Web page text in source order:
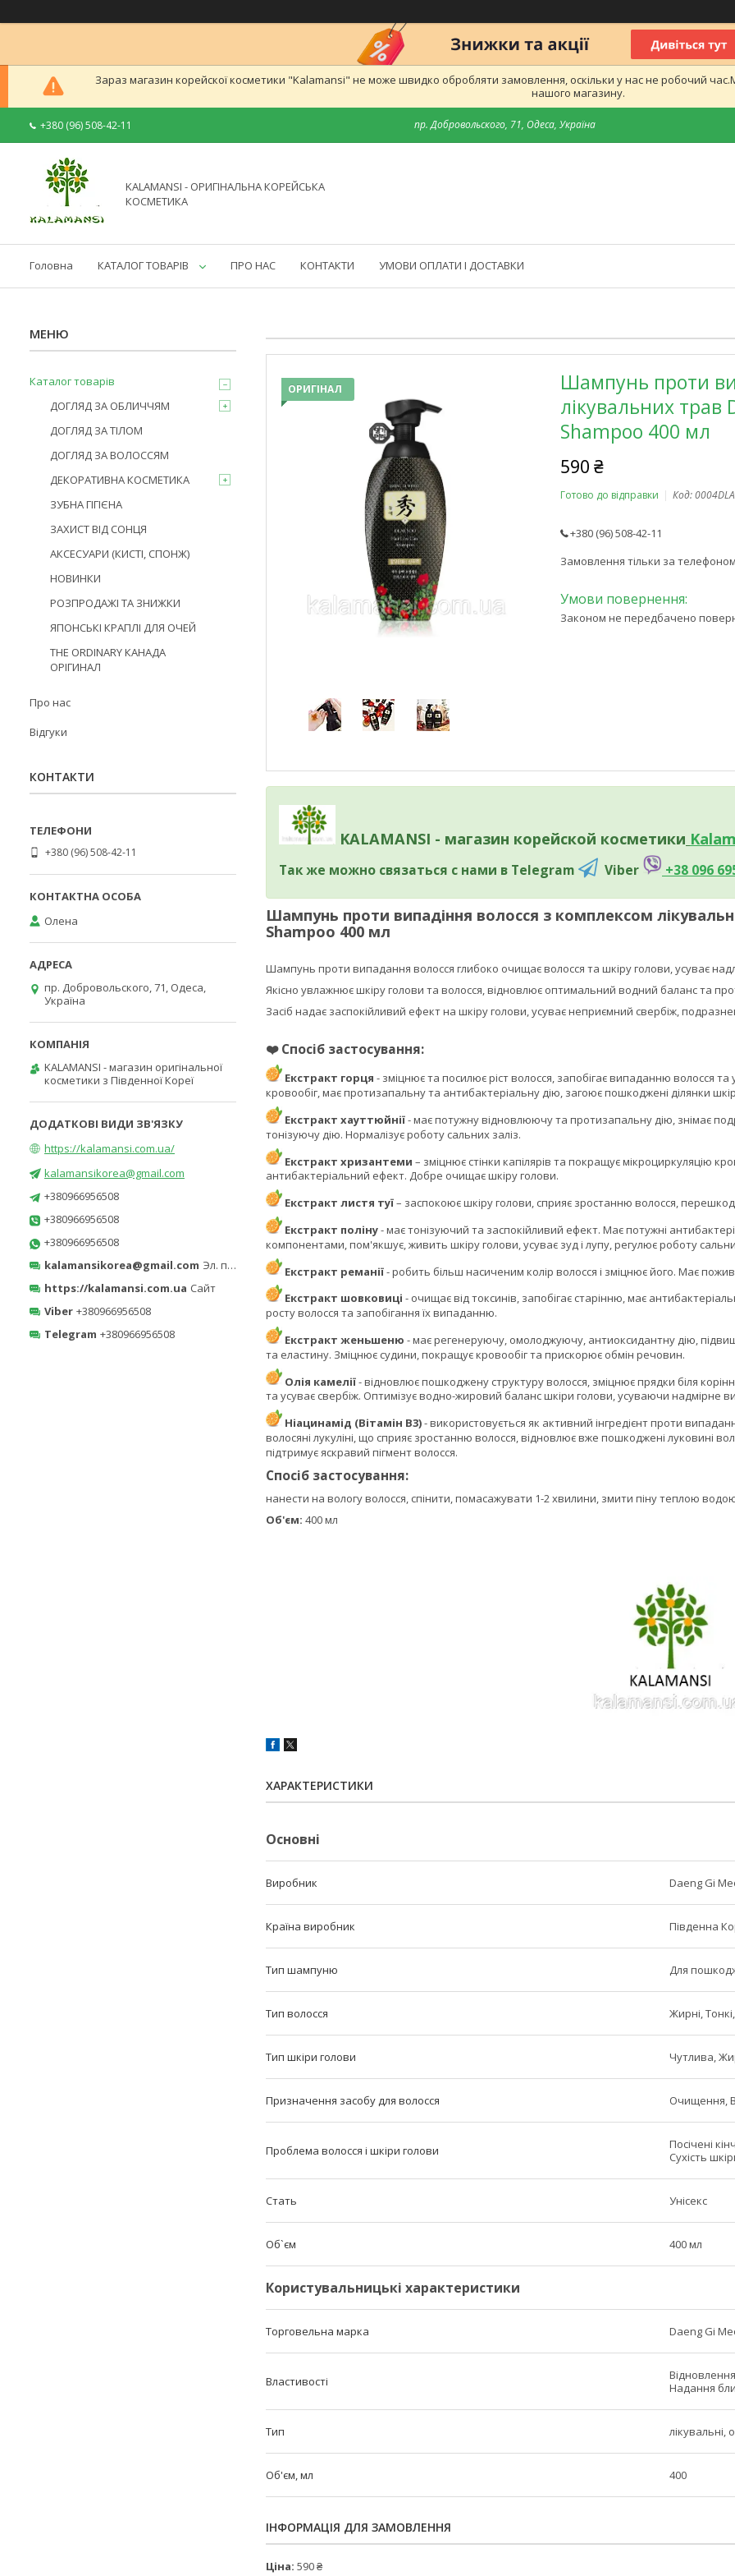
Зараз магазин корейскої косметики "Kalamansi" не може швидко обробляти замовлення, оскільки у нас не робочий
нашого магазину.
+380 (96) 508-42-11 пр. Добровольского, 71, Одеса, Україна
KALAMANSI - ОРИГІНАЛЬНА КОРЕЙСЬКА
КОСМЕТИКА
Головна КАТАЛОГ ТОВАРІВ ПРО НАС КОНТАКТИ УМОВИ ОПЛАТИ І ДОСТАВКИ
ОРИГІНАЛ
Шампунь проти
лікувальних трав
Shampoo 400 мл
590 ₴
Готово до відправки Код:
+380 (96) 508-42-11
Замовлення тільки за
Законом не передбачено
KALAMANSI - магазин корейской косметики
Так же можно связаться с нами в Telegram Viber +38 096
Шампунь проти випадіння волосся з комплексом
Shampoo 400 мл
Шампунь проти випадання волосся глибоко очищає волосся та шкіру голови, усуває
Якісно увлажнює шкіру голови та волосся, відновлює оптимальний водний баланс та
Засіб надає заспокійливий ефект на шкіру голови, усуває неприємний свербіж,
❤️Спосіб застосування:
Екстракт горця - зміцнює та посилює ріст волосся, запобігає випаданню волосся
кровообіг, має протизапальну та антибактеріальну дію, загоює пошкоджені ділянки
Екстракт хауттюйнії- має потужну відновлюючу та протизапальну дію, знімає
тонізуючу дію. Нормалізує роботу сальних заліз.
Екстракт хризантеми – зміцнює стінки капілярів та покращує мікроциркуляцію
антибактеріальний ефект. Добре очищає шкіру голови.
Екстракт листя туї– заспокоює шкіру голови, сприяє зростанню волосся,
Екстракт поліну- має тонізуючий та заспокійливий ефект. Має потужні
компонентами, пом'якшує, живить шкіру голови, усуває зуд і лупу, регулює роботу
Екстракт реманії- робить більш насиченим колір волосся і зміцнює його. Має
Екстракт шовковиці - очищає від токсинів, запобігає старінню, має
росту волосся та запобігання їх випаданню.
Екстракт женьшеню - має регенеруючу, омолоджуючу, антиоксидантну дію,
та еластину. Зміцнює судини, покращує кровообіг та прискорює обмін речовин.
Олія камелії- відновлює пошкоджену структуру волосся, зміцнює прядки біля
та усуває свербіж. Оптимізує водно-жировий баланс шкіри голови, усуваючи надмірне
Ніацинамід (Вітамін B3)- використовується як активний інгредієнт проти
волосяні лукуліні, що сприяє зростанню волосся, відновлює вже пошкоджені луковині
підтримує яскравий пігмент волосся.
Спосіб застосування:
нанести на вологу волосся, спінити, помасажувати 1-2 хвилини, змити піну теплою
Об'єм: 400 мл
ХАРАКТЕРИСТИКИ
Основні
Виробник Daeng Gi
Країна виробник Південна
Тип шампуню Для
Тип волосся Жирні,
Тип шкіри голови Чутлива,
Призначення засобу для волосся Очищення,
Проблема волосся і шкіри голови
Посічені
Сухість
Стать Унісекс
Об`єм 400 мл
Користувальницькі характеристики
Торговельна марка Daeng Gi
Властивості
Надання
Тип лікувальні,
Об'єм, мл 400
ІНФОРМАЦІЯ ДЛЯ ЗАМОВЛЕННЯ
Ціна: 590 ₴
Каталог товарів
ДОГЛЯД ЗА ОБЛИЧЧЯМ
ДОГЛЯД ЗА ТІЛОМ
ДОГЛЯД ЗА ВОЛОССЯМ
ДЕКОРАТИВНА КОСМЕТИКА
ЗУБНА ГІГІЄНА
ЗАХИСТ ВІД СОНЦЯ
АКСЕСУАРИ (КИСТІ, СПОНЖ)
НОВИНКИ
РОЗПРОДАЖІ ТА ЗНИЖКИ
ЯПОНСЬКІ КРАПЛІ ДЛЯ ОЧЕЙ
THE ORDINARY КАНАДА
ОРІГИНАЛ
Про нас
Відгуки
КОНТАКТИ
+380 (96) 508-42-11
Олена
пр. Добровольского, 71, Одеса,
Україна
KALAMANSI - магазин оригінальної
косметики з Південної Кореї
https://kalamansi.com.ua/
kalamansikorea@gmail.com
+380966956508
+380966956508
+380966956508
kalamansikorea@gmail.com Эл. почта
https://kalamansi.com.ua Сайт
Viber +380966956508
Telegram +380966956508